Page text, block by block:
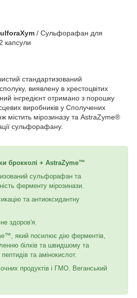
/ Сульфорафан для
капсули
стандартизований
виявлену в хрестоцвітих
інгредієнт отримано з порошку
виробників у Сполучених
містить мірозиназу та AstraZyme®
сульфорафану.
брокколі + AstraZyme™
сульфорафан та
ферменту мірозинази.
та антиоксидантну
здоров'я.
який посилює дію ферментів,
білків та швидшому та
та амінокислот.
продуктів і ГМО. Веганський